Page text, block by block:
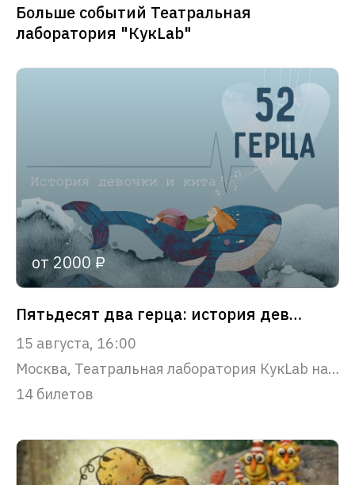
Больше событий Театральная
лаборатория "КукLab"
от 2000 ₽
Пятьдесят два герца: история девочки и кита
15 августа, 16:00
Москва, Театральная лаборатория КукLab на Смоленской
14 билетов